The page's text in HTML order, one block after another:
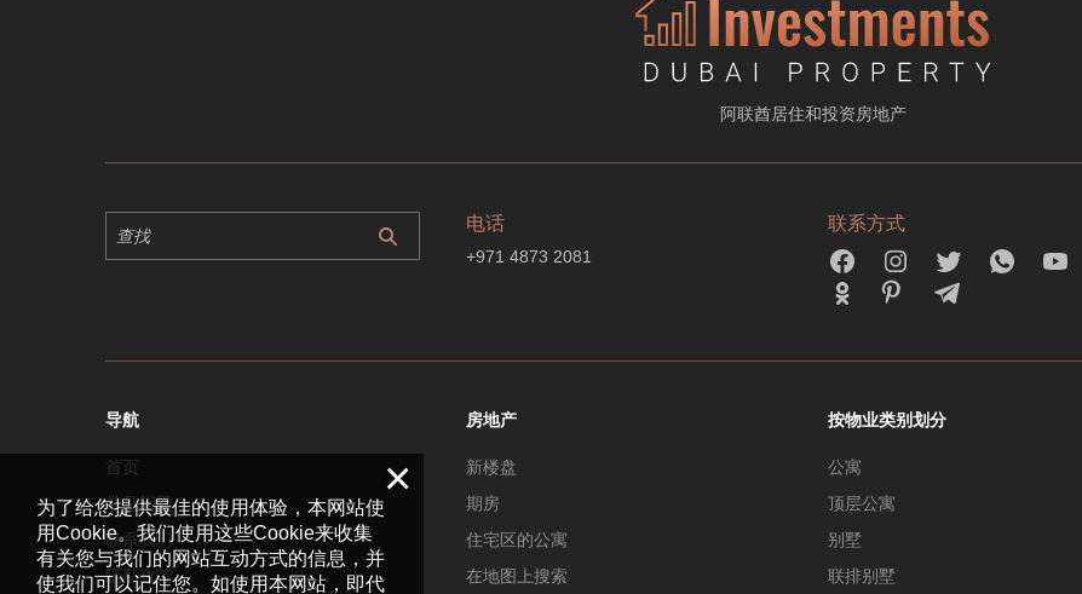
阿联酋居住和投资房地产
电话
+971 4873 2081
联系方式
导航
首页
常见问题
联系我们
隱私政策
房地产
新楼盘
期房
住宅区的公寓
在地图上搜索
按物业类别划分
公寓
顶层公寓
别墅
联排别墅
×
为了给您提供最佳的使用体验，本网站使
用Cookie。我们使用这些Cookie来收集
有关您与我们的网站互动方式的信息，并
使我们可以记住您。如使用本网站，即代